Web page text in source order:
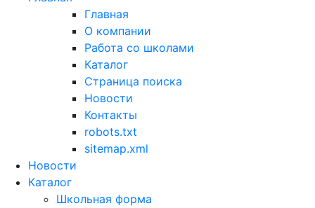
Главная
О компании
Работа со школами
Каталог
Страница поиска
Новости
Контакты
robots.txt
sitemap.xml
Новости
Каталог
Школьная форма